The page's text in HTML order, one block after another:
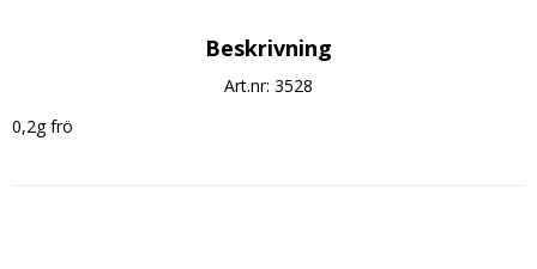
Beskrivning
Art.nr: 3528
0,2g frö